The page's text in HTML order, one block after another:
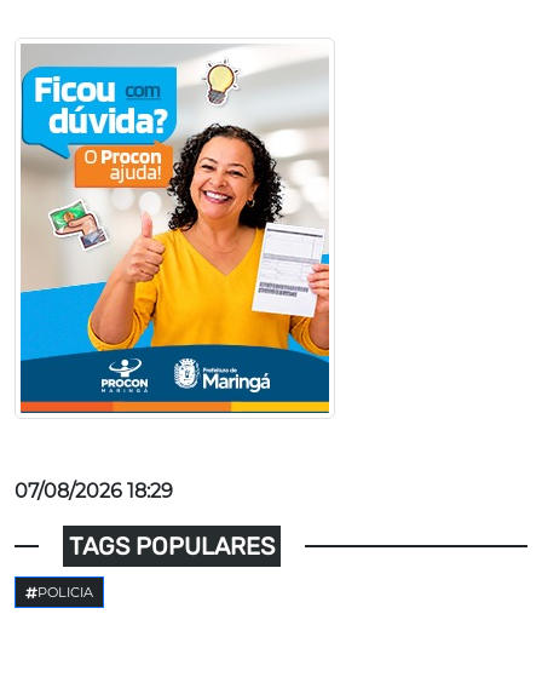
07/08/2026 18:29
TAGS POPULARES
POLICIA